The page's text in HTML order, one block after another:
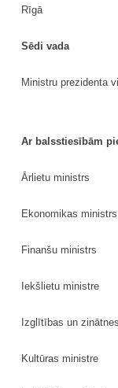
Rīgā
Sēdi vada
Ministru prezidenta
Ar balsstiesībām
Ārlietu ministrs
Ekonomikas ministrs
Finanšu ministrs
Iekšlietu ministre
Izglītības un
Kultūras ministre